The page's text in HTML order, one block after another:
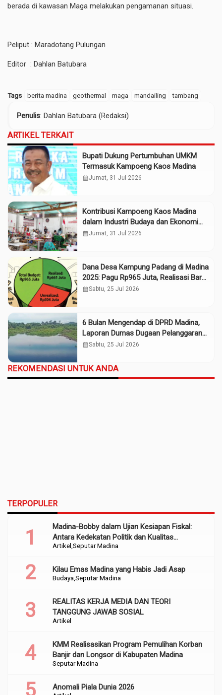
berada di kawasan Maga melakukan pengamanan situasi.
Peliput : Maradotang Pulungan
Editor : Dahlan Batubara
Tags berita madina geothermal maga mandailing tambang
Penulis: Dahlan Batubara (Redaksi)
ARTIKEL TERKAIT
Bupati Dukung Pertumbuhan UMKM
Termasuk Kampoeng Kaos Madina
calendar_monthJumat, 31 Jul 2026
Kontribusi Kampoeng Kaos Madina
dalam Industri Budaya dan Ekonomi
Daerah
calendar_monthJumat, 31 Jul 2026
Dana Desa Kampung Padang di Madina
2025: Pagu Rp965 Juta, Realisasi Baru
Rp661 Juta
calendar_monthSabtu, 25 Jul 2026
6 Bulan Mengendap di DPRD Madina,
Laporan Dumas Dugaan Pelanggaran
PT Rendi Tak Digubris
calendar_monthSabtu, 25 Jul 2026
REKOMENDASI UNTUK ANDA
TERPOPULER
Artikel Seputar Madina
Madina-Bobby dalam Ujian Kesiapan Fiskal:
Antara Kedekatan Politik dan Kualitas
Perencanaan
Budaya Seputar Madina
Kilau Emas Madina yang Habis Jadi Asap
Artikel
REALITAS KERJA MEDIA DAN TEORI
TANGGUNG JAWAB SOSIAL
Seputar Madina
KMM Realisasikan Program Pemulihan Korban
Banjir dan Longsor di Kabupaten Madina
Anomali Piala Dunia 2026